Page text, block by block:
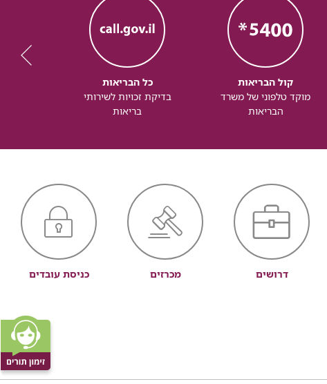
קול הבריאות
מוקד טלפוני של משרד
הבריאות
כל הבריאות
בדיקת זכויות לשירותי
בריאות
דרושים מכרזים כניסת עובדים